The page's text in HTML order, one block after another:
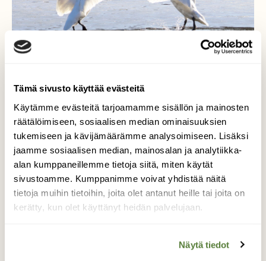
Tämä sivusto käyttää evästeitä
Käytämme evästeitä tarjoamamme sisällön ja mainosten
räätälöimiseen, sosiaalisen median ominaisuuksien
tukemiseen ja kävijämäärämme analysoimiseen. Lisäksi
jaamme sosiaalisen median, mainosalan ja analytiikka-
alan kumppaneillemme tietoja siitä, miten käytät
sivustoamme. Kumppanimme voivat yhdistää näitä
tietoja muihin tietoihin, joita olet antanut heille tai joita on
kerätty, kun olet käyttänyt heidän palvelujaan.
Näytä tiedot
Joutsenten tervehdys
Kangasalan Kuohunlahdelle on saapunut
joutsen pariskunta tarkistamaan
pesäpaikkaansa. Iltapäivän auringossa pari
nautiskeli kaikessa rauhassa. Moni ohikulkija
pysähtyi ihastelemaan ja kuvamaan.
Valokuvaaja: Noora Miettinen, Kangasala 19.3.2026